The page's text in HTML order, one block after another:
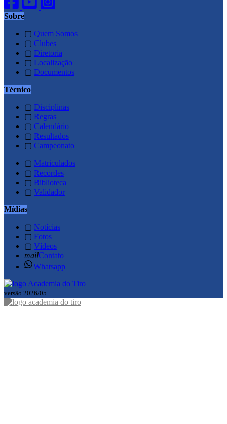
Sobre
▢ Quem Somos
▢ Clubes
▢ Diretoria
▢ Localização
▢ Documentos
Técnico
▢ Disciplinas
▢ Regras
▢ Calendário
▢ Resultados
▢ Campeonato
▢ Matriculados
▢ Recordes
▢ Biblioteca
▢ Validador
Mídias
▢ Notícias
▢ Fotos
▢ Vídeos
mailContato
Whatsapp
versão 2026/05